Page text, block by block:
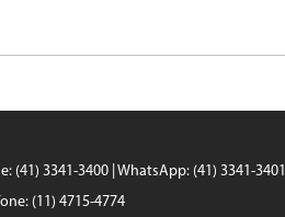
(41) 3341-3400 | WhatsApp: (41) 3341-3401
(11) 4715-4774